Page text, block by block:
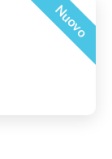
Nuovo